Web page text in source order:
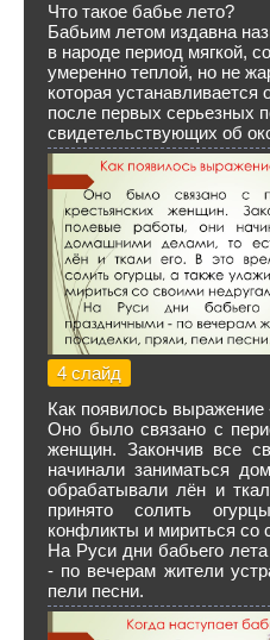
Что такое бабье лето?
Бабьим летом издавна
в народе период мягкой,
умеренно теплой, но не
которая устанавливается
после первых серьезных
свидетельствующих об
4 слайд
Как появилось выражение
Оно было связано с
женщин. Закончив все
начинали заниматься
обрабатывали лён и
принято солить
конфликты и мириться со
На Руси дни бабьего
- по вечерам жители
пели песни.